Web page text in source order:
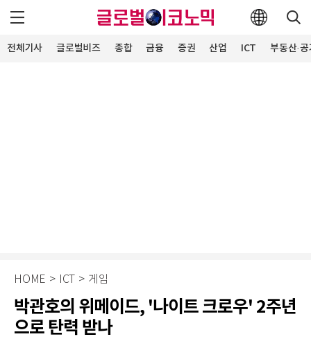
전체기사 글로벌비즈 종합 금융 증권 산업 ICT 부동산·
HOME > ICT > 게임
박관호의 위메이드, '나이트 크로우' 2주년
으로 탄력 받나